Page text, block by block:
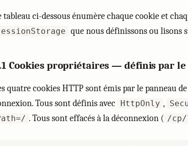
tableau ci-dessous énumère chaque cookie et
que nous définissons ou lisons
Cookies propriétaires — définis par
quatre cookies HTTP sont émis par le panneau
Tous sont définis avec
HttpOnly ,
. Tous sont effacés à la déconnexion ( /cp/